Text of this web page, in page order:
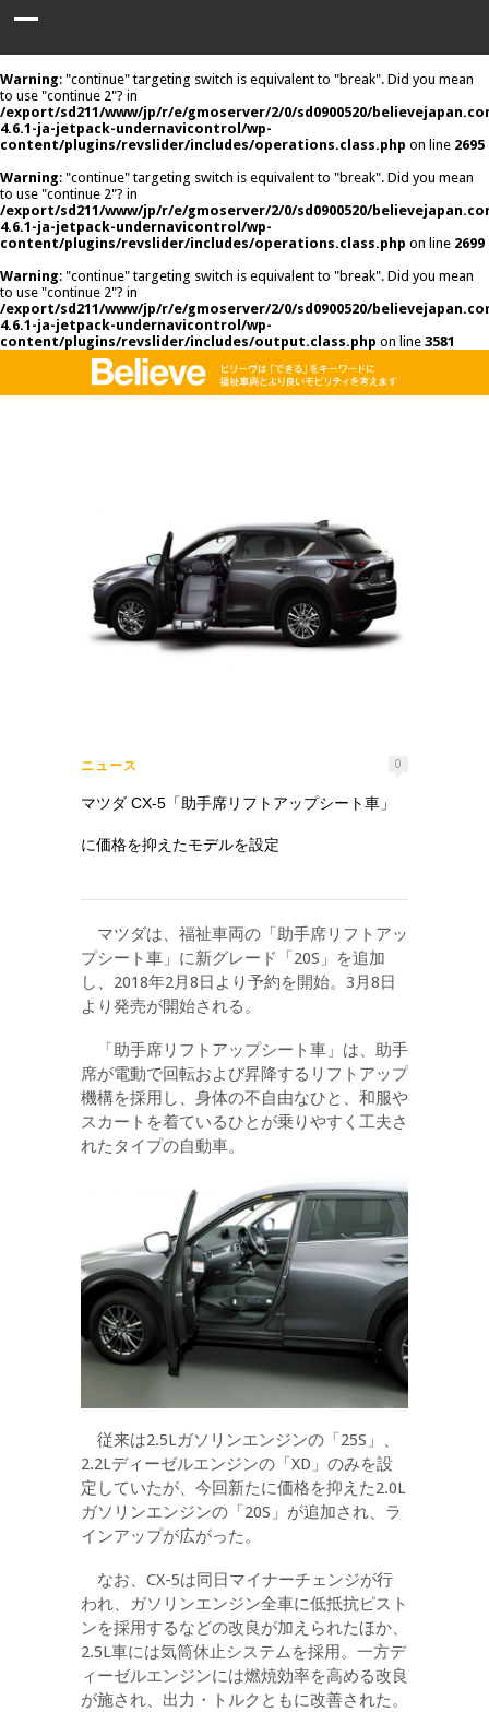
Warning: "continue" targeting switch is equivalent to "break". Did you mean
to use "continue 2"? in
/export/sd211/www/jp/r/e/gmoserver/2/0/sd0900520/
4.6.1-ja-jetpack-undernavicontrol/wp-
content/plugins/revslider/includes/operations.class.php on line 2695
Warning: "continue" targeting switch is equivalent to "break". Did you mean
to use "continue 2"? in
/export/sd211/www/jp/r/e/gmoserver/2/0/sd0900520/
4.6.1-ja-jetpack-undernavicontrol/wp-
content/plugins/revslider/includes/operations.class.php on line 2699
Warning: "continue" targeting switch is equivalent to "break". Did you mean
to use "continue 2"? in
/export/sd211/www/jp/r/e/gmoserver/2/0/sd0900520/
4.6.1-ja-jetpack-undernavicontrol/wp-
content/plugins/revslider/includes/output.class.php on line 3581
ニュース 0
マツダ CX-5「助手席リフトアップシート車」
に価格を抑えたモデルを設定
マツダは、福祉車両の「助手席リフトアッ
プシート車」に新グレード「20S」を追加
し、2018年2月8日より予約を開始。3月8日
より発売が開始される。
「助手席リフトアップシート車」は、助手
席が電動で回転および昇降するリフトアップ
機構を採用し、身体の不自由なひと、和服や
スカートを着ているひとが乗りやすく工夫さ
れたタイプの自動車。
従来は2.5Lガソリンエンジンの「25S」、
2.2Lディーゼルエンジンの「XD」のみを設
定していたが、今回新たに価格を抑えた2.0L
ガソリンエンジンの「20S」が追加され、ラ
インアップが広がった。
なお、CX-5は同日マイナーチェンジが行
われ、ガソリンエンジン全車に低抵抗ピスト
ンを採用するなどの改良が加えられたほか、
2.5L車には気筒休止システムを採用。一方デ
ィーゼルエンジンには燃焼効率を高める改良
が施され、出力・トルクともに改善された。